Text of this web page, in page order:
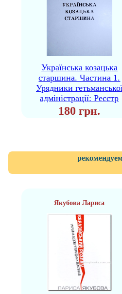
Українська козацька
старшина. Частина 1.
Урядники
адміністрації: Ресстр
180 грн.
Якубова Лариса